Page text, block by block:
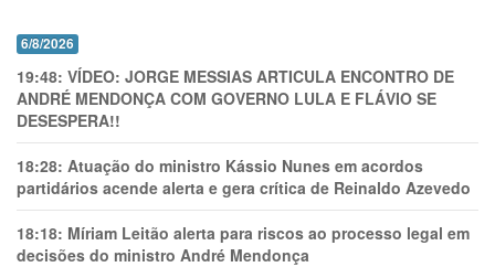
6/8/2026
19:48: VÍDEO: JORGE MESSIAS ARTICULA ENCONTRO DE
ANDRÉ MENDONÇA COM GOVERNO LULA E FLÁVIO SE
DESESPERA!!
18:28: Atuação do ministro Kássio Nunes em acordos
partidários acende alerta e gera crítica de Reinaldo Azevedo
18:18: Míriam Leitão alerta para riscos ao processo legal em
decisões do ministro André Mendonça